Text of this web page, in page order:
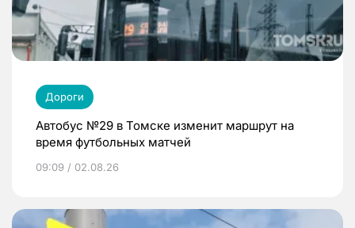
Дороги
Автобус №29 в Томске изменит маршрут на
время футбольных матчей
09:09 / 02.08.26